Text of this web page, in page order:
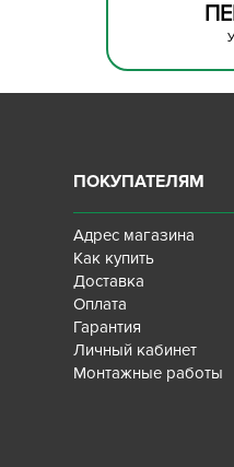
ПОКУПАТЕЛЯМ
Адрес магазина
Как купить
Доставка
Оплата
Гарантия
Личный кабинет
Монтажные работы